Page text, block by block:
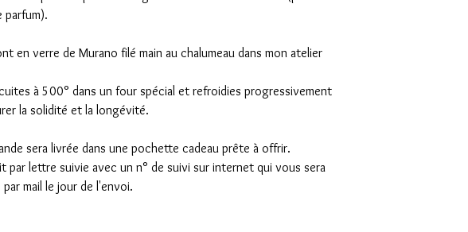
parfum).
en verre de Murano filé main au chalumeau dans mon atelier
à 500° dans un four spécial et refroidies progressivement
la solidité et la longévité.
sera livrée dans une pochette cadeau prête à offrir.
par lettre suivie avec un n° de suivi sur internet qui vous sera
mail le jour de l'envoi.